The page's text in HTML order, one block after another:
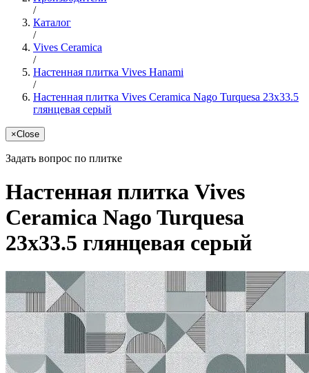
/
Каталог
/
Vives Ceramica
/
Настенная плитка Vives Hanami
/
Настенная плитка Vives Ceramica Nago Turquesa 23x33.5
глянцевая серый
×Close
Задать вопрос по плитке
Настенная плитка Vives
Ceramica Nago Turquesa
23x33.5 глянцевая серый